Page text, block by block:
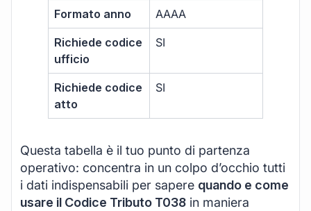
Formato anno AAAA
Richiede codice
ufficio
SI
Richiede codice
atto
SI
Questa tabella è il tuo punto di partenza
operativo: concentra in un colpo d’occhio tutti
i dati indispensabili per sapere quando e come
usare il Codice Tributo T038 in maniera